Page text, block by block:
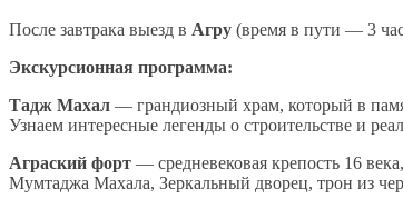
После завтрака выезд в Агру (время в пути — 3
Экскурсионная программа:
Тадж Махал — грандиозный храм, который в
Узнаем интересные легенды о строительстве и
Аграский форт — средневековая крепость 16
Мумтаджа Махала, Зеркальный дворец, трон из